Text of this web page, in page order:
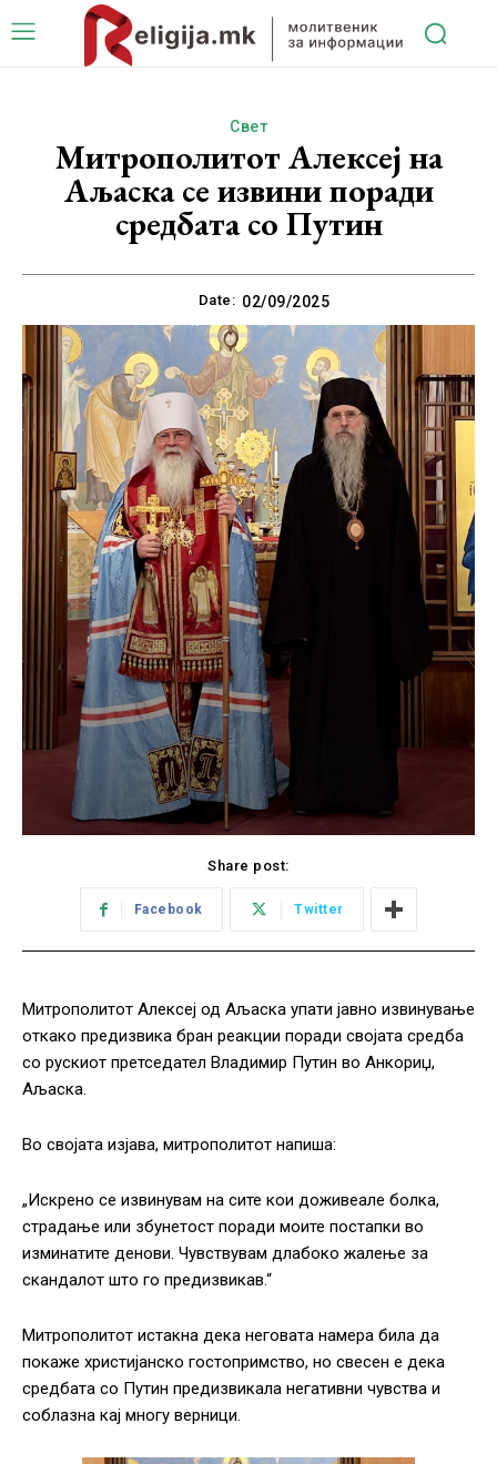
Свет
Митрополитот Алексеј на
Аљаска се извини поради
средбата со Путин
Date: 02/09/2025
Share post:
Facebook Twitter
Митрополитот Алексeј од Аљаска упати јавно извинување
откако предизвика бран реакции поради својата средба
со рускиот претседател Владимир Путин во Анкориџ,
Аљаска.
Во својата изјава, митрополитот напиша:
„Искрено се извинувам на сите кои доживеале болка,
страдање или збунетост поради моите постапки во
изминатите денови. Чувствувам длабоко жалење за
скандалот што го предизвикав.“
Митрополитот истакна дека неговата намера била да
покаже христијанско гостопримство, но свесен е дека
средбата со Путин предизвикала негативни чувства и
соблазна кај многу верници.